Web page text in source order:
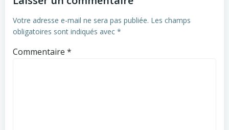
Votre adresse e-mail ne sera pas publiée. Les champs
obligatoires sont indiqués avec *
Commentaire *